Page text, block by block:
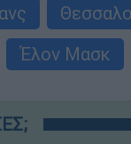
Έλον Μασκ